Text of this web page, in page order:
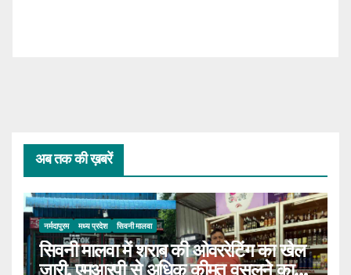
अब तक की ख़बरें
नर्मदापुरम मध्य प्रदेश सिवनी मालवा
सिवनी मालवा में शराब की ओवररेटिंग का खेल
जारी, एमआरपी से अधिक कीमत वसूलने का